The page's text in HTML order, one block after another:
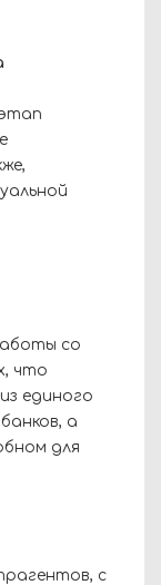
со
что
единого
а
для
с